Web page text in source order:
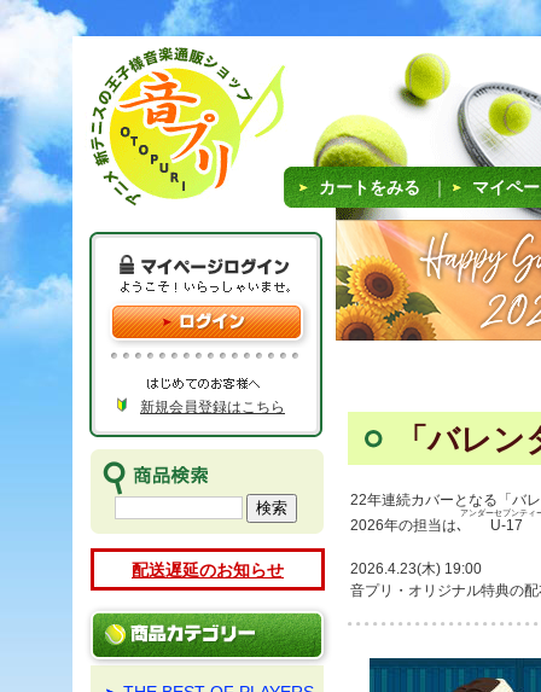
カートをみる ｜ マイペ
新規会員登録はこちら
配送遅延のお知らせ
「バレ
22年連続カバーとなる「バ
2026年の担当は､
U-17
アンダーセブンティ
2026.4.23(木) 19:00
音プリ・オリジナル特典の